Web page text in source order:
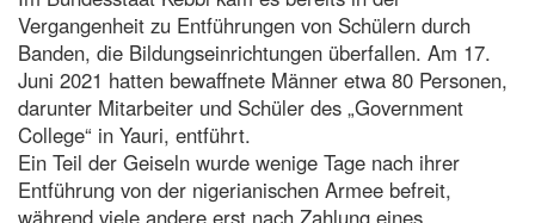
Vergangenheit zu Entführungen von Schülern durch
Banden, die Bildungseinrichtungen überfallen. Am 17.
Juni 2021 hatten bewaffnete Männer etwa 80 Personen,
darunter Mitarbeiter und Schüler des „Government
College“ in Yauri, entführt.
Ein Teil der Geiseln wurde wenige Tage nach ihrer
Entführung von der nigerianischen Armee befreit,
während viele andere erst nach Zahlung eines